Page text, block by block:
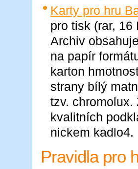
Karty pro hru
pro tisk (rar, 16
Archiv
na papír
karton
strany bílý
tzv.
kvalitních
nickem kadlo4.
Pravidla pro